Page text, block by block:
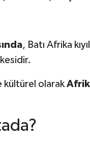
, Batı Afrika
kültürel olarak